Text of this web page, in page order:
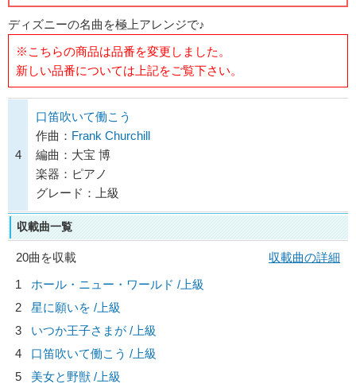
ディズニーの名曲を極上アレンジで♪
※こちらの商品は品番を変更しました。
新しい品番については上記をご覧下さい。
4
口笛吹いて働こう
作曲： Frank Churchill
編曲：大宝 博
楽器：ピアノ
グレード：上級
収載曲一覧
20曲を収載
収載曲の詳細
1
ホール・ニュー・ワールド /上級
2
星に願いを /上級
3
いつか王子さまが /上級
4
口笛吹いて働こう /上級
5
美女と野獣 /上級